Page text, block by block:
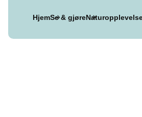
HjemSe & gjøre